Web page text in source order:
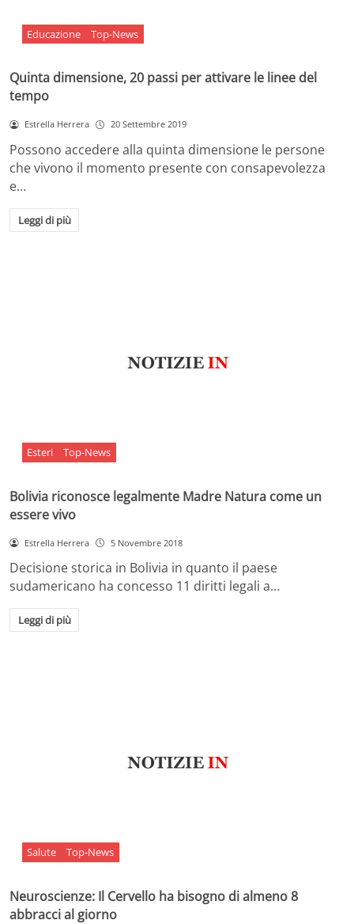
Educazione Top-News
Quinta dimensione, 20 passi per attivare le linee del
tempo
Estrella Herrera 20 Settembre 2019
Possono accedere alla quinta dimensione le persone
che vivono il momento presente con consapevolezza
e…
Leggi di più
Esteri Top-News
Bolivia riconosce legalmente Madre Natura come un
essere vivo
Estrella Herrera 5 Novembre 2018
Decisione storica in Bolivia in quanto il paese
sudamericano ha concesso 11 diritti legali a…
Leggi di più
Salute Top-News
Neuroscienze: Il Cervello ha bisogno di almeno 8
abbracci al giorno